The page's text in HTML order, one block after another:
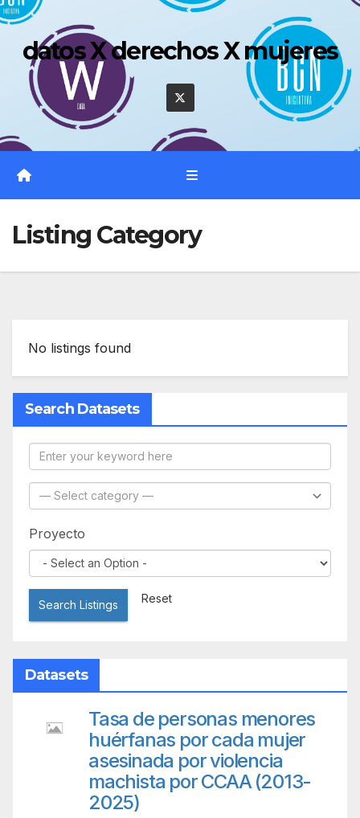
Saltar
contenido
datos X derechos X mujeres
Listing Category
No listings found
Search Datasets
Proyecto
Search Listings Reset
Datasets
Tasa de personas menores
huérfanas por cada mujer
asesinada por violencia
machista por CCAA (2013-
2025)